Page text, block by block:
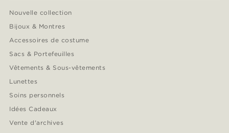
Nouvelle collection
Bijoux & Montres
Accessoires de costume
Sacs & Portefeuilles
Vêtements & Sous-vêtements
Lunettes
Soins personnels
Idées Cadeaux
Vente d'archives